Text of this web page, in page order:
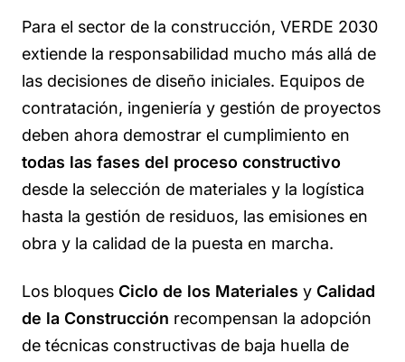
Para el sector de la construcción, VERDE 2030
extiende la responsabilidad mucho más allá de
las decisiones de diseño iniciales. Equipos de
contratación, ingeniería y gestión de proyectos
deben ahora demostrar el cumplimiento en
todas las fases del proceso constructivo
desde la selección de materiales y la logística
hasta la gestión de residuos, las emisiones en
obra y la calidad de la puesta en marcha.
Los bloques Ciclo de los Materiales y Calidad
de la Construcción recompensan la adopción
de técnicas constructivas de baja huella de